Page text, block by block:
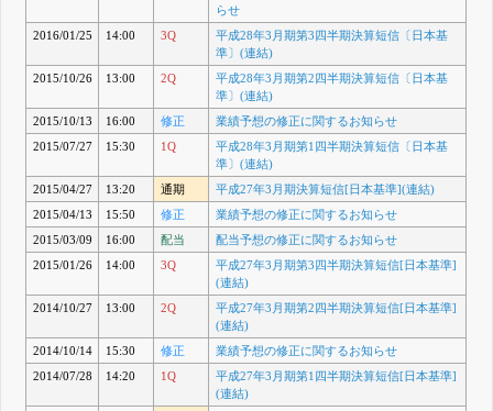
らせ
2016/01/25
14:00 3Q
平成28年3月期第3四半期決算短信〔日本基
準〕(連結)
2015/10/26
13:00 2Q
平成28年3月期第2四半期決算短信〔日本基
準〕(連結)
2015/10/13
16:00 修正
業績予想の修正に関するお知らせ
2015/07/27
15:30 1Q
平成28年3月期第1四半期決算短信〔日本基
準〕(連結)
2015/04/27
13:20 通期
平成27年3月期決算短信[日本基準](連結)
2015/04/13
15:50 修正
業績予想の修正に関するお知らせ
2015/03/09
16:00 配当
配当予想の修正に関するお知らせ
2015/01/26
14:00 3Q
平成27年3月期第3四半期決算短信[日本基準]
(連結)
2014/10/27
13:00 2Q
平成27年3月期第2四半期決算短信[日本基準]
(連結)
2014/10/14
15:30 修正
業績予想の修正に関するお知らせ
2014/07/28
14:20 1Q
平成27年3月期第1四半期決算短信[日本基準]
(連結)